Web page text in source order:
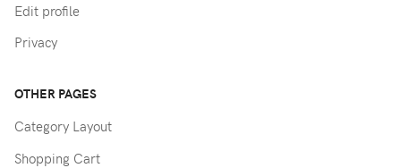
Edit profile
Privacy
OTHER PAGES
Category Layout
Shopping Cart